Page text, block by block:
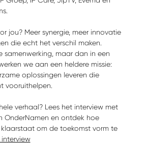
jou? Meer synergie, meer innovatie
die echt het verschil maken.
samenwerking, maar dan in een
we aan een heldere missie:
oplossingen leveren die
vooruithelpen.
verhaal? Lees het interview met
OnderNamen en ontdek hoe
klaarstaat om de toekomst vorm te
interview